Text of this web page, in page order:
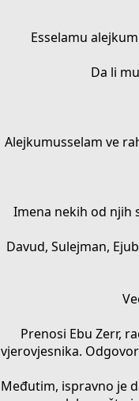
Esselamu
Da li
Alejkumusselam ve
Imena nekih od njih
Davud, Sulejman,
Prenosi Ebu Zerr,
vjerovjesnika.
Međutim, ispravno je